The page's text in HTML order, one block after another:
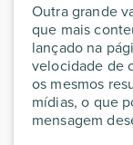
Outra grande
que mais
lançado na
velocidade de
os mesmos
mídias, o que
mensagem